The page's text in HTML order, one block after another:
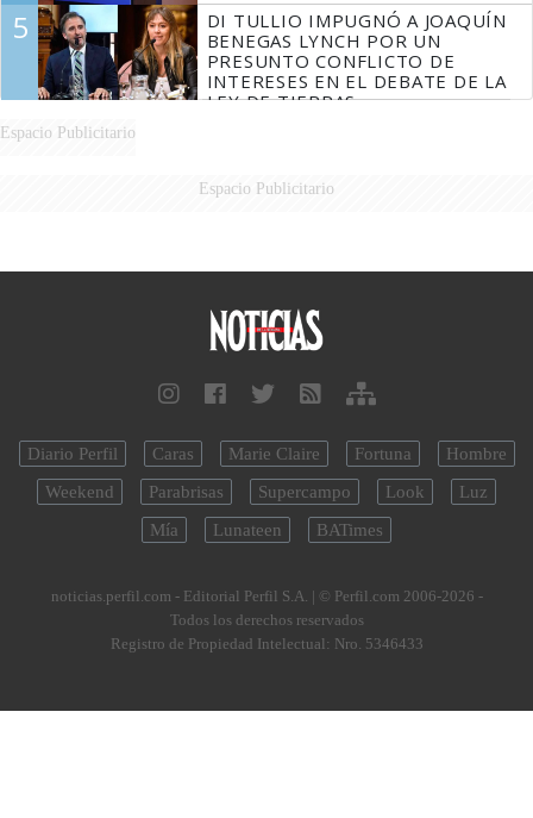
5
DI TULLIO IMPUGNÓ A JOAQUÍN
BENEGAS LYNCH POR UN
PRESUNTO CONFLICTO DE
INTERESES EN EL DEBATE DE LA
LEY DE TIERRAS
Espacio Publicitario
Espacio Publicitario
Diario Perfil Caras Marie Claire Fortuna
Hombre
Weekend
Parabrisas Supercampo Look
Luz
Mía
Lunateen BATimes
noticias.perfil.com - Editorial Perfil S.A. | © Perfil.com 2006-2026 -
Todos los derechos reservados
Registro de Propiedad Intelectual: Nro. 5346433